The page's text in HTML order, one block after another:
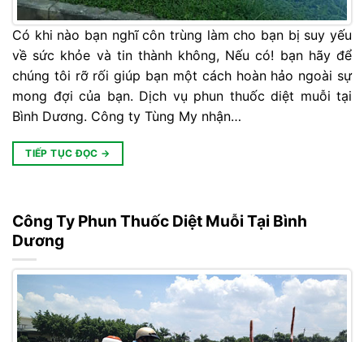
Có khi nào bạn nghĩ côn trùng làm cho bạn bị suy yếu
về sức khỏe và tin thành không, Nếu có! bạn hãy để
chúng tôi rỡ rối giúp bạn một cách hoàn hảo ngoài sự
mong đợi của bạn. Dịch vụ phun thuốc diệt muỗi tại
Bình Dương. Công ty Tùng My nhận…
TIẾP TỤC ĐỌC →
Công Ty Phun Thuốc Diệt Muỗi Tại Bình
Dương